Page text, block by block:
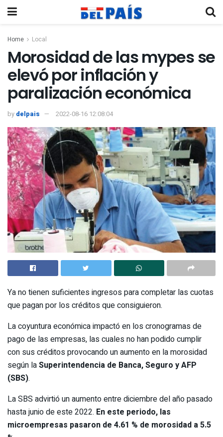
Home Local
Morosidad de las mypes se
elevó por inflación y
paralización económica
by delpais 2022-08-16 12:08:04
Ya no tienen suficientes ingresos para completar las cuotas
que pagan por los créditos que consiguieron.
La coyuntura económica impactó en los cronogramas de
pago de las empresas, las cuales no han podido cumplir
con sus créditos provocando un aumento en la morosidad
según laSuperintendencia de Banca, Seguro y AFP
(SBS).
La SBS advirtió un aumento entre diciembre del año pasado
hasta junio de este 2022. En este periodo, las
microempresas pasaron de 4.61 % de morosidad a 5.5